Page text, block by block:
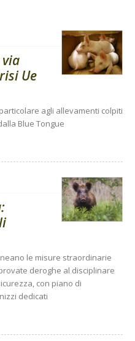
Ue
agli allevamenti colpiti
Blue Tongue
le misure straordinarie
deroghe al disciplinare
con piano di
dedicati